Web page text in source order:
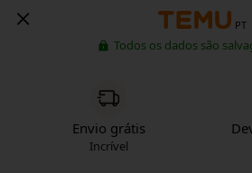
PT
Todos os dados são
Envio grátis
Incrível